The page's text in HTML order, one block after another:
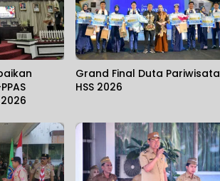
Grand Final Duta Pariwisata
HSS 2026